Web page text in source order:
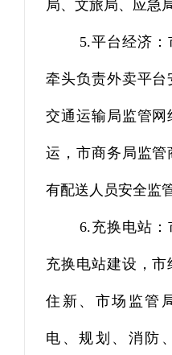
局、文旅局、应急
5.平台经济：
牵头负责外卖平台
交通运输局监管网
运，市商务局监管
有配送人员安全监管
6.充换电站：
充换电站建设，市
住新、市场监管
电、规划、消防